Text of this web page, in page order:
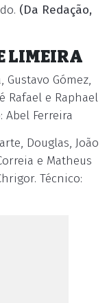
(Da Redação,
LIMEIRA
Gustavo Gómez,
Rafael e Raphael
Abel Ferreira
Douglas, João
e Matheus
Técnico: